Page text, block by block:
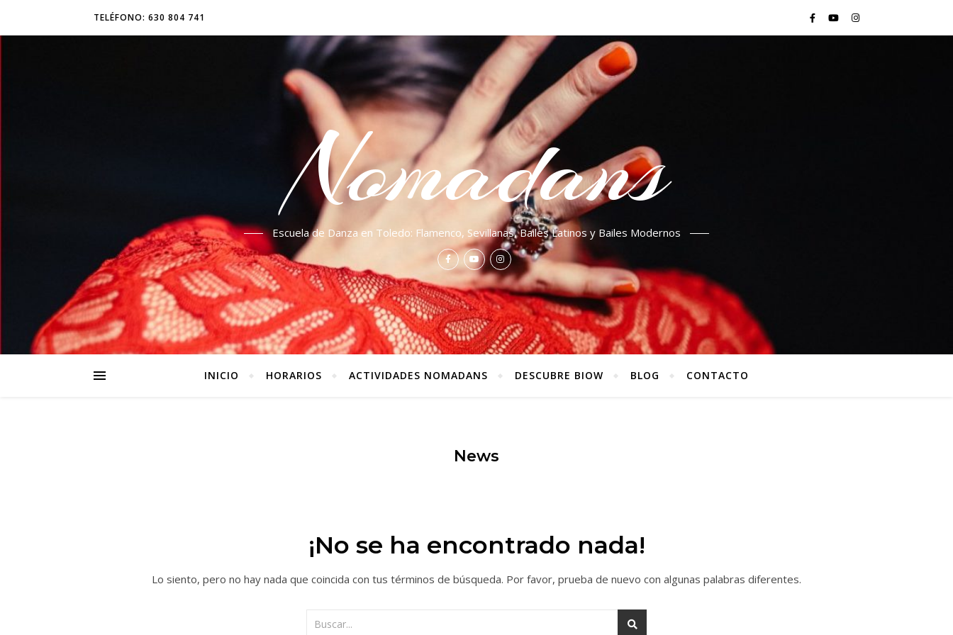
TELÉFONO: 630 804 741
Nomadans
Escuela de Danza en Toledo: Flamenco, Sevillanas, Bailes Latinos y Bailes Modernos
INICIO HORARIOS ACTIVIDADES NOMADANS DESCUBRE BIOW BLOG CONTACTO
News
¡No se ha encontrado nada!
Lo siento, pero no hay nada que coincida con tus términos de búsqueda. Por favor, prueba de nuevo con algunas palabras diferentes.